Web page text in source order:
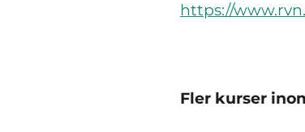
https://
Fler kurser